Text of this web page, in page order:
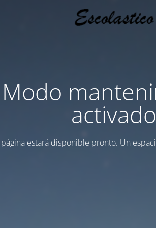
Modo
activado
estará disponible pronto. Un